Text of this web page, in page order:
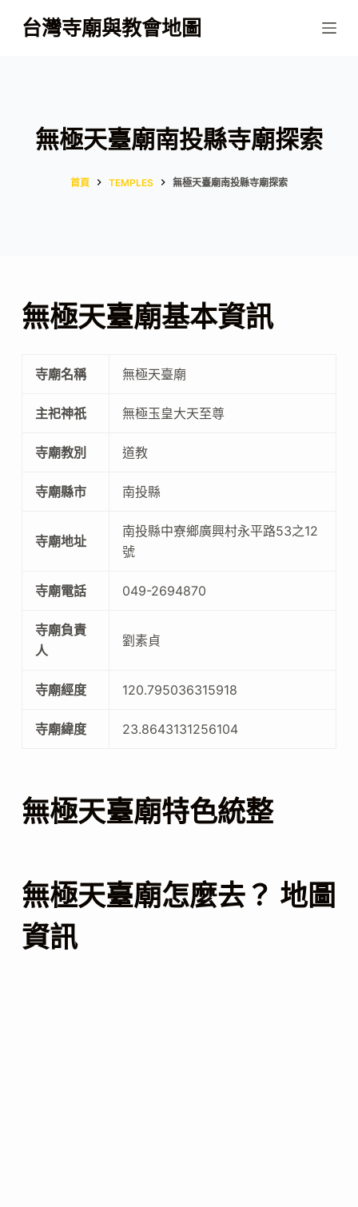
跳
至
台灣寺廟與教會地圖
無極天臺廟南投縣寺廟探索
首頁 TEMPLES 無極天臺廟南投縣寺廟探索
無極天臺廟基本資訊
寺廟名稱 無極天臺廟
主祀神祇 無極玉皇大天至尊
寺廟教別 道教
寺廟縣市 南投縣
寺廟地址
南投縣中寮鄉廣興村永平路53之12
號
寺廟電話 049-2694870
寺廟負責
人
劉素貞
寺廟經度 120.795036315918
寺廟緯度 23.8643131256104
無極天臺廟特色統整
無極天臺廟怎麼去？ 地圖
資訊